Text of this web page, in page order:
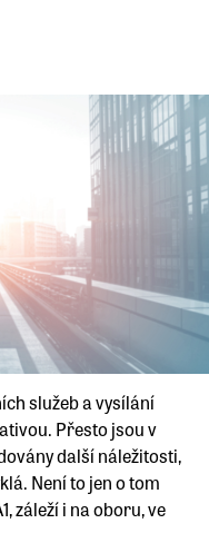
služeb a vysílání
Přesto jsou v
další náležitosti,
Není to jen o tom
záleží i na oboru, ve